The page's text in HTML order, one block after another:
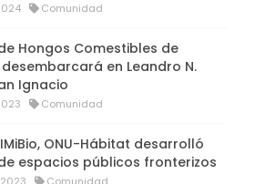
Comunidad
Hongos Comestibles de
desembarcará en Leandro N.
Ignacio
Comunidad
ONU-Hábitat desarrolló
espacios públicos fronterizos